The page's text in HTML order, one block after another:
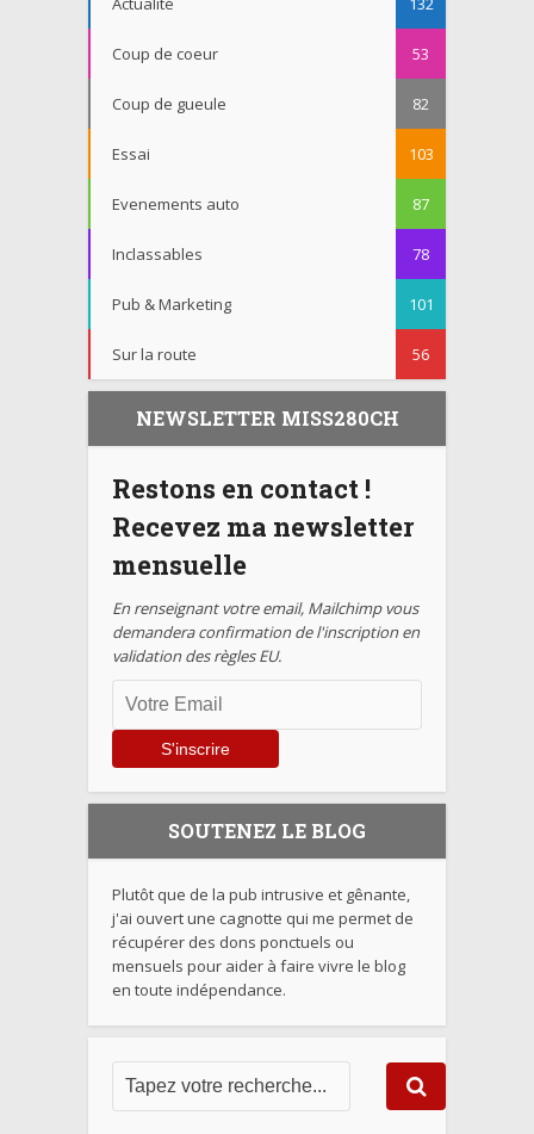
Coup de coeur 53
Coup de gueule 82
Essai 103
Evenements auto 87
Inclassables 78
Pub & Marketing 101
Sur la route 56
NEWSLETTER MISS280CH
Restons en contact !
Recevez ma newsletter
mensuelle
En renseignant votre email, Mailchimp vous
demandera confirmation de l'inscription en
validation des règles EU.
SOUTENEZ LE BLOG
Plutôt que de la pub intrusive et gênante,
j'ai ouvert une cagnotte qui me permet de
récupérer des dons ponctuels ou
mensuels pour aider à faire vivre le blog
en toute indépendance.